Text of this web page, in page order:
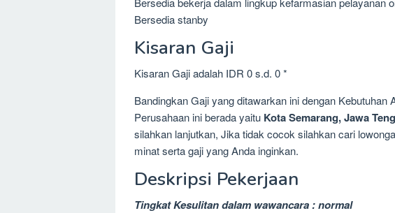
Bersedia stanby
Kisaran Gaji
Kisaran Gaji adalah IDR 0 s.d. 0 *
Bandingkan Gaji yang ditawarkan ini dengan Kebutuhan
Perusahaan ini berada yaitu Kota Semarang, Jawa
silahkan lanjutkan, Jika tidak cocok silahkan cari
minat serta gaji yang Anda inginkan.
Deskripsi Pekerjaan
Tingkat Kesulitan dalam wawancara : normal